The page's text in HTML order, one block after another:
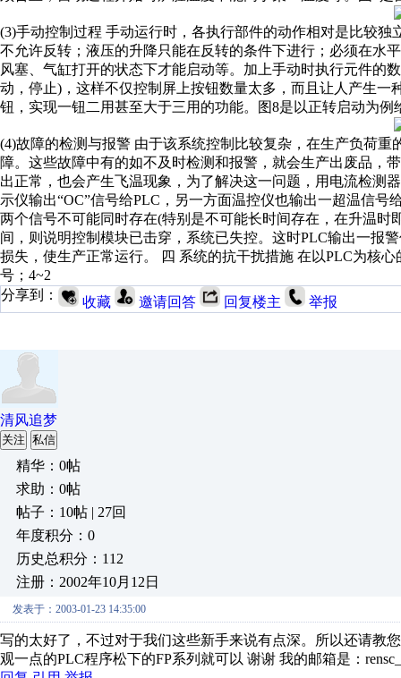
(3)手动控制过程 手动运行时，各执行部件的动作相对是比较
不允许反转；液压的升降只能在反转的条件下进行；必须在水
风塞、气缸打开的状态下才能启动等。加上手动时执行元件的
动，停止)，这样不仅控制屏上按钮数量太多，而且让人产生
钮，实现一钮二用甚至大于三用的功能。图8是以正转启动为例
(4)故障的检测与报警 由于该系统控制比较复杂，在生产负荷
障。这些故障中有的如不及时检测和报警，就会生产出废品，
出正常，也会产生飞温现象，为了解决这一问题，用电流检测
示仪输出“OC”信号给PLC，另一方面温控仪也输出一超温信
两个信号不可能同时存在(特别是不可能长时间存在，在升温
间，则说明控制模块已击穿，系统已失控。这时PLC输出一报
损失，使生产正常运行。 四 系统的抗干扰措施 在以PLC为核
号；4~2
分享到：
收藏 邀请回答 回复楼主 举报
清风追梦
关注 私信
精华：0帖
求助：0帖
帖子：10帖 | 27回
年度积分：0
历史总积分：112
注册：2002年10月12日
发表于：2003-01-23 14:35:00
写的太好了，不过对于我们这些新手来说有点深。所以还请教
观一点的PLC程序松下的FP系列就可以 谢谢 我的邮箱是：